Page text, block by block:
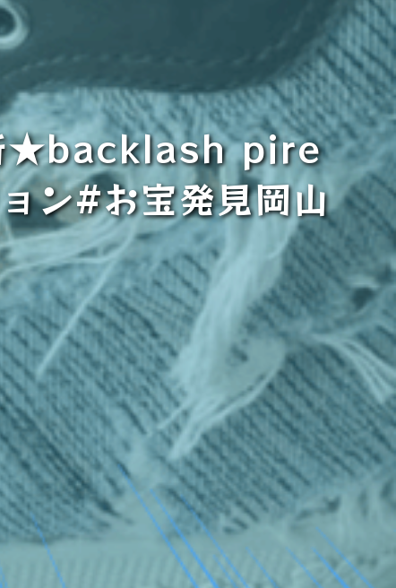
★backlash pire
#お宝発見岡山